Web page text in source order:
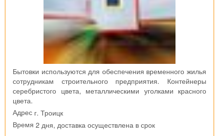
Бытовки используются для обеспечения временного жилья
сотрудникам строительного предприятия. Контейнеры
серебристого цвета, металлическими уголками красного
цвета.
Адрес г. Троицк
Время 2 дня, доставка осуществлена в срок